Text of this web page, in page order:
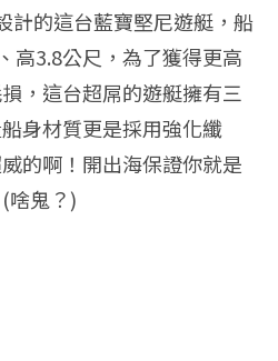
計的這台藍寶堅尼遊艇，船
高3.8公尺，為了獲得更高
，這台超屌的遊艇擁有三
身材質更是採用強化纖
的啊！開出海保證你就是
啥鬼？)